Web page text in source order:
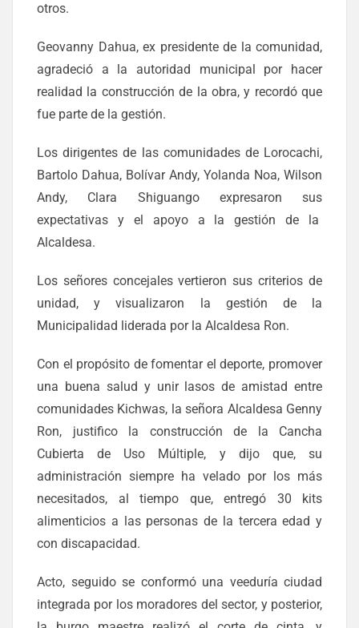
otros.
Geovanny Dahua, ex presidente de la comunidad,
agradeció a la autoridad municipal por hacer
realidad la construcción de la obra, y recordó que
fue parte de la gestión.
Los dirigentes de las comunidades de Lorocachi,
Bartolo Dahua, Bolívar Andy, Yolanda Noa, Wilson
Andy, Clara Shiguango expresaron sus
expectativas y el apoyo a la gestión de la
Alcaldesa.
Los señores concejales vertieron sus criterios de
unidad, y visualizaron la gestión de la
Municipalidad liderada por la Alcaldesa Ron.
Con el propósito de fomentar el deporte, promover
una buena salud y unir lasos de amistad entre
comunidades Kichwas, la señora Alcaldesa Genny
Ron, justifico la construcción de la Cancha
Cubierta de Uso Múltiple, y dijo que, su
administración siempre ha velado por los más
necesitados, al tiempo que, entregó 30 kits
alimenticios a las personas de la tercera edad y
con discapacidad.
Acto, seguido se conformó una veeduría ciudad
integrada por los moradores del sector, y posterior,